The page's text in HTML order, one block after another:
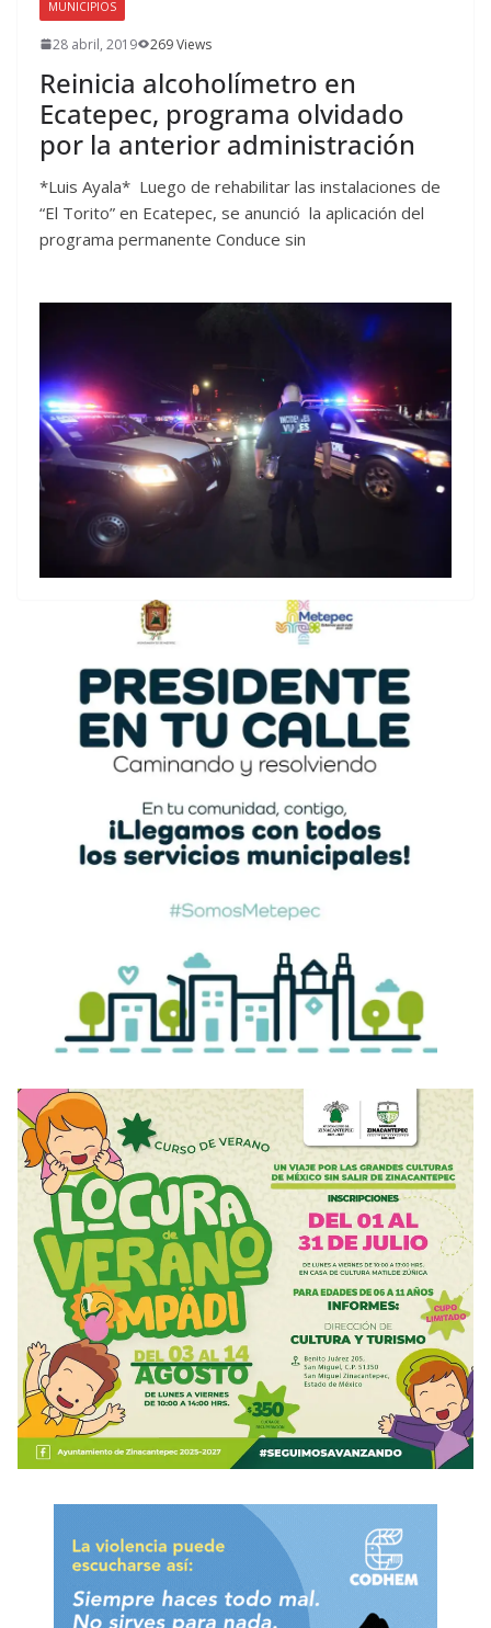
MUNICIPIOS
28 abril, 2019 269 Views
Reinicia alcoholímetro en
Ecatepec, programa olvidado
por la anterior administración
*Luis Ayala* Luego de rehabilitar las instalaciones de
“El Torito” en Ecatepec, se anunció la aplicación del
programa permanente Conduce sin